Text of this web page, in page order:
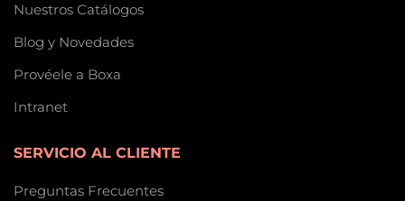
Nuestros Catálogos
Blog y Novedades
Provéele a Boxa
Intranet
SERVICIO AL CLIENTE
Preguntas Frecuentes